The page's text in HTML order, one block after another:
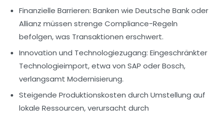
Finanzielle Barrieren: Banken wie Deutsche Bank oder
Allianz müssen strenge Compliance-Regeln
befolgen, was Transaktionen erschwert.
Innovation und Technologiezugang: Eingeschränkter
Technologieimport, etwa von SAP oder Bosch,
verlangsamt Modernisierung.
Steigende Produktionskosten durch Umstellung auf
lokale Ressourcen, verursacht durch